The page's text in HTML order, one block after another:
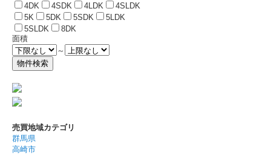
4DK
4SDK 4LDK
4SLDK
5K
5DK 5SDK
5LDK
5SLDK
8DK
面積
～
売買地域カテゴリ
群馬県
高崎市